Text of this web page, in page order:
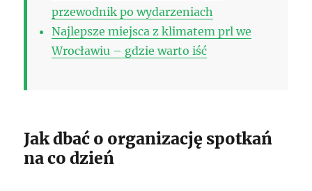
przewodnik po wydarzeniach
Najlepsze miejsca z klimatem prl we
Wrocławiu – gdzie warto iść
Jak dbać o organizację spotkań
na co dzień